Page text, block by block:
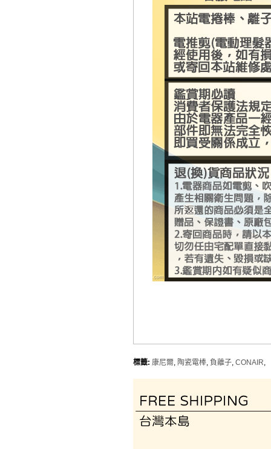
標籤: 康尼爾, 陶瓷電棒, 負離子, CONAIR,